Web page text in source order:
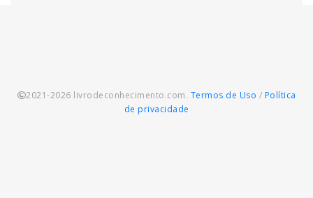
2021-2026 livrodeconhecimento.com. Termos de Uso / Política
de privacidade